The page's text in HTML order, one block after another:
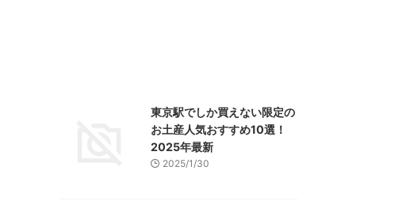
東京駅でしか買えない限定の
お土産人気おすすめ10選！
2025年最新
2025/1/30